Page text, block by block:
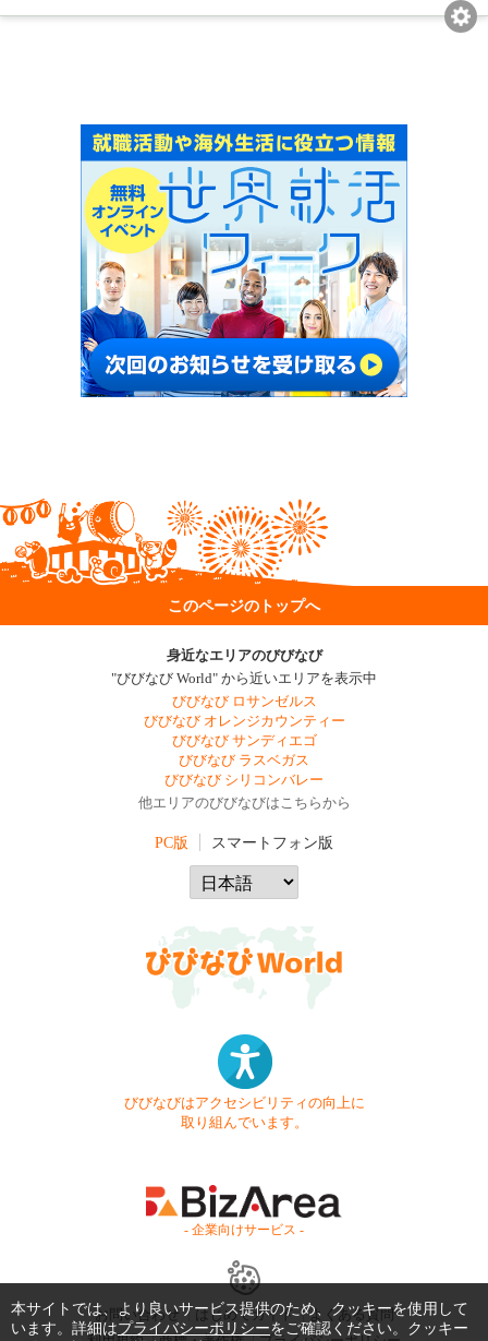
このページのトップへ
身近なエリアのびびなび
"びびなび World" から近いエリアを表示中
びびなび ロサンゼルス
びびなび オレンジカウンティー
びびなび サンディエゴ
びびなび ラスベガス
びびなび シリコンバレー
他エリアのびびなびはこちらから
PC版 スマートフォン版
びびなびはアクセシビリティの向上に
取り組んでいます。
- 企業向けサービス -
お問い合わせ はじめてガイド
よくある質問
本サイトでは、より良いサービス提供のため、クッキーを使用して
います。詳細はプライバシーポリシーをご確認ください。クッキー